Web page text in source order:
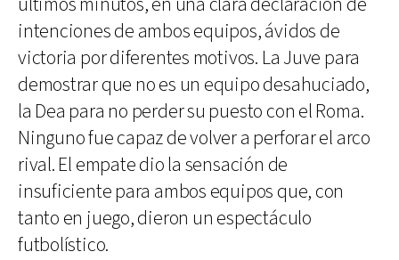
últimos minutos, en una clara declaración de
intenciones de ambos equipos, ávidos de
victoria por diferentes motivos. La Juve para
demostrar que no es un equipo desahuciado,
la Dea para no perder su puesto con el Roma.
Ninguno fue capaz de volver a perforar el arco
rival. El empate dio la sensación de
insuficiente para ambos equipos que, con
tanto en juego, dieron un espectáculo
futbolístico.